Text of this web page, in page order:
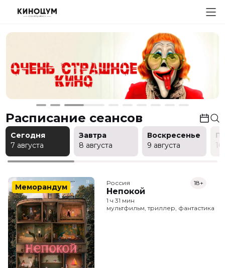
Расписание сеансов
Сегодня
7 августа
Завтра
8 августа
Воскресенье
9 августа
Меморандум Россия
Непокой
18+
1 ч 31 мин
мультфильм, триллер, фантастика